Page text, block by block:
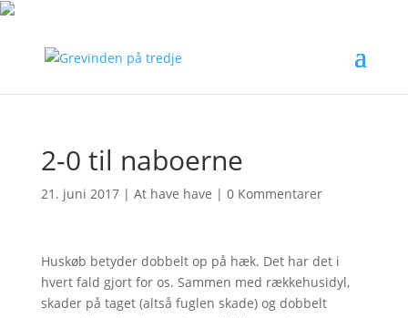
2-0 til naboerne
21. juni 2017| At have have | 0 Kommentarer
Huskøb betyder dobbelt op på hæk. Det har det i
hvert fald gjort for os. Sammen med rækkehusidyl,
skader på taget (altså fuglen skade) og dobbelt